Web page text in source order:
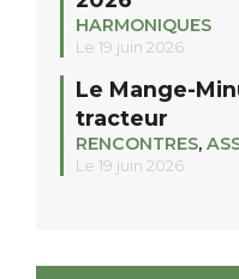
HARMONIQUES
Le 19 juin 2026
Le Mange-
tracteur
RENCONTRES,
Le 19 juin 2026